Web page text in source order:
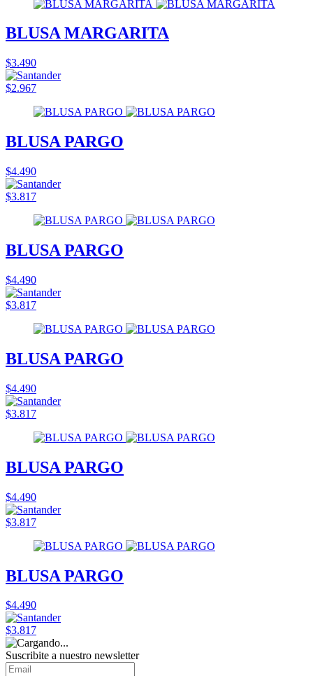
BLUSA MARGARITA
$3.490
$2.967
BLUSA PARGO
$4.490
$3.817
BLUSA PARGO
$4.490
$3.817
BLUSA PARGO
$4.490
$3.817
BLUSA PARGO
$4.490
$3.817
BLUSA PARGO
$4.490
$3.817
Suscribite a nuestro newsletter